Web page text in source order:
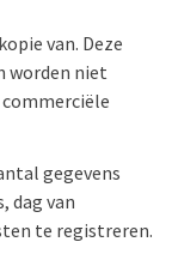
van. Deze
worden niet
gegevens
dag van
te registreren.